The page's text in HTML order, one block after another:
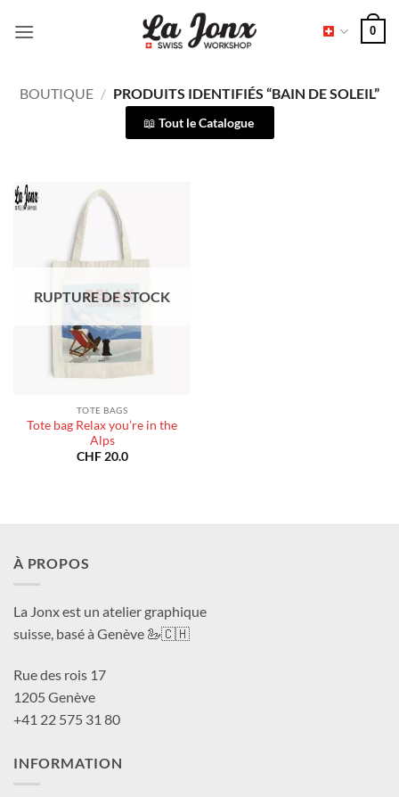
0
BOUTIQUE / PRODUITS IDENTIFIÉS “BAIN DE SOLEIL”
Tout le Catalogue
RUPTURE DE STOCK
TOTE BAGS
Tote bag Relax you’re in the
Alps
CHF20.0
À PROPOS
La Jonx est un atelier graphique
suisse, basé à Genève 🦢🇨🇭
Rue des rois 17
1205 Genève
+41 22 575 31 80
INFORMATION